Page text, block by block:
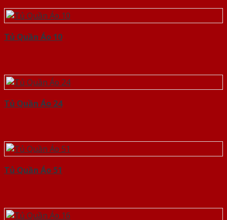
Tủ Quần Áo 10
Tủ Quần Áo 24
Tủ Quần Áo 51